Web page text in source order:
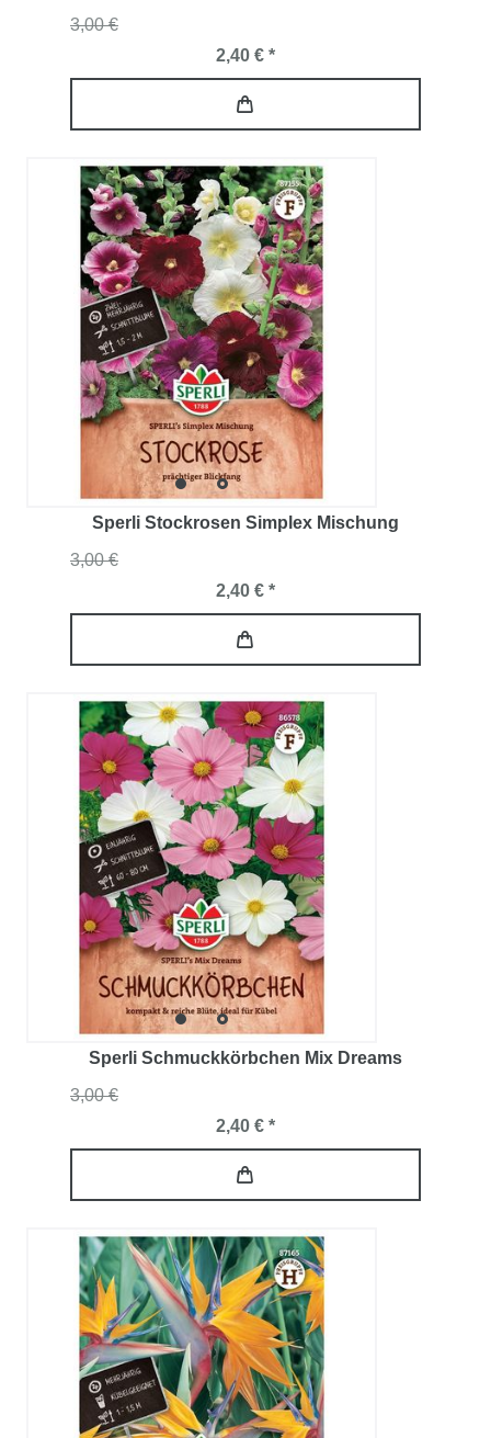
3,00 €
2,40 € *
Sperli Stockrosen Simplex Mischung
3,00 €
2,40 € *
Sperli Schmuckkörbchen Mix Dreams
3,00 €
2,40 € *